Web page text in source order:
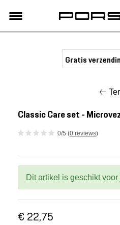
Nieuw
Acties
Porsche finder
Gratis
Classic Care set -
0/5 (0 reviews)
Dit artikel is geschikt
€ 22,75